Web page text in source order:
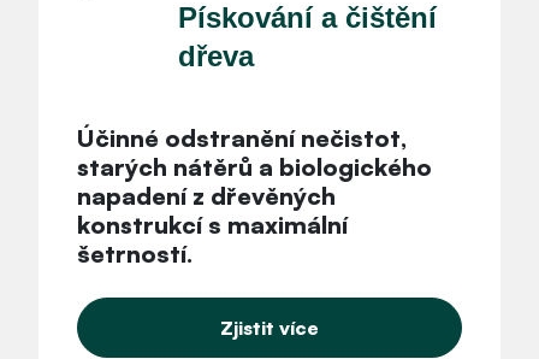
Pískování a čištění
dřeva
Účinné odstranění nečistot,
starých nátěrů a biologického
napadení z dřevěných
konstrukcí s maximální
šetrností.
Zjistit více